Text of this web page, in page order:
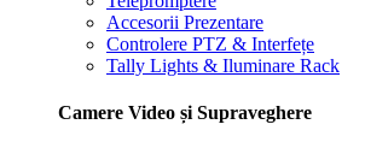
Accesorii Prezentare
Controlere PTZ & Interfețe
Tally Lights & Iluminare Rack
Camere Video și Supraveghere